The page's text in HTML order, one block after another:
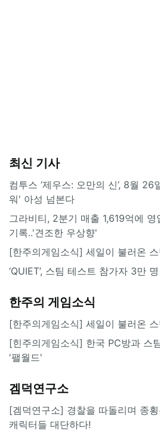
최신 기사
컴투스 ‘제우스: 오만의 신’, 8월
워' 아성 넘본다
그라비티, 2분기 매출 1,619억에
기록..'견조한 우상향'
[한주의게임소식] 세일이 불러온
‘QUIET’, 스팀 테스트 참가자 3만
한주의 게임소식
[한주의게임소식] 세일이 불러온
[힌주의게임소식] 한국 PC방과 스
'팰월드'
겜덕연구소
[겜덕연구소] 경찰을 따돌리며 종
캐릭터들 대단하다!